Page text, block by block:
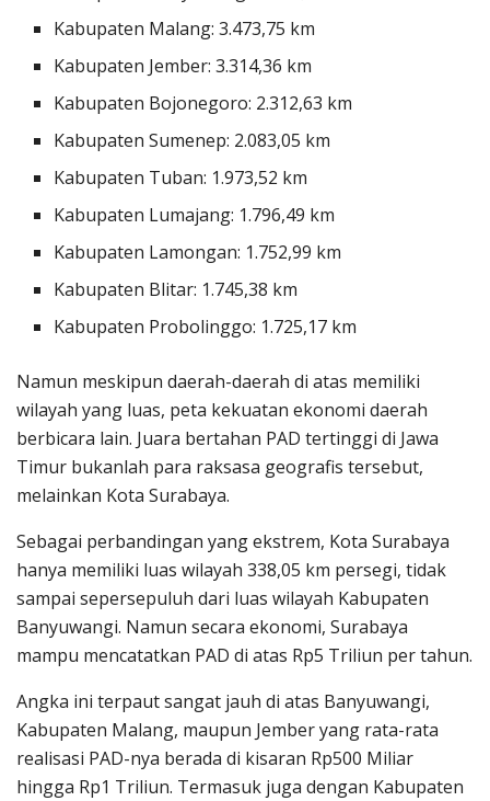
Kabupaten Malang: 3.473,75 km
Kabupaten Jember: 3.314,36 km
Kabupaten Bojonegoro: 2.312,63 km
Kabupaten Sumenep: 2.083,05 km
Kabupaten Tuban: 1.973,52 km
Kabupaten Lumajang: 1.796,49 km
Kabupaten Lamongan: 1.752,99 km
Kabupaten Blitar: 1.745,38 km
Kabupaten Probolinggo: 1.725,17 km
Namun meskipun daerah-daerah di atas memiliki
wilayah yang luas, peta kekuatan ekonomi daerah
berbicara lain. Juara bertahan PAD tertinggi di Jawa
Timur bukanlah para raksasa geografis tersebut,
melainkan Kota Surabaya.
Sebagai perbandingan yang ekstrem, Kota Surabaya
hanya memiliki luas wilayah 338,05 km persegi, tidak
sampai sepersepuluh dari luas wilayah Kabupaten
Banyuwangi. Namun secara ekonomi, Surabaya
mampu mencatatkan PAD di atas Rp5 Triliun per tahun.
Angka ini terpaut sangat jauh di atas Banyuwangi,
Kabupaten Malang, maupun Jember yang rata-rata
realisasi PAD-nya berada di kisaran Rp500 Miliar
hingga Rp1 Triliun. Termasuk juga dengan Kabupaten